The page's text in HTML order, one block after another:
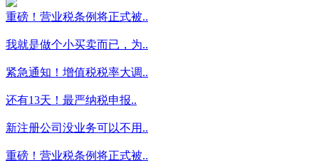
重磅！营业税条例将正式被..
我就是做个小买卖而已，为..
紧急通知！增值税税率大调..
还有13天！最严纳税申报..
新注册公司没业务可以不用..
重磅！营业税条例将正式被..